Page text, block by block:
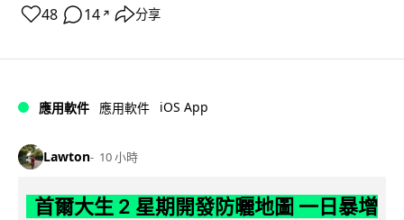
48 14 ↗ 分享
應用軟件 應用軟件 iOS App
Lawton 10 小時
首爾大生 2 星期開發防曬地圖 一日暴增